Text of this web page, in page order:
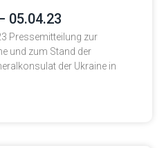
05.04.23
Pressemitteilung zur
und zum Stand der
der Ukraine in